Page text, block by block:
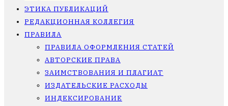
ЭТИКА ПУБЛИКАЦИЙ
РЕДАКЦИОННАЯ КОЛЛЕГИЯ
ПРАВИЛА
ПРАВИЛА ОФОРМЛЕНИЯ СТАТЕЙ
АВТОРСКИЕ ПРАВА
ЗАИМСТВОВАНИЯ И ПЛАГИАТ
ИЗДАТЕЛЬСКИЕ РАСХОДЫ
ИНДЕКСИРОВАНИЕ